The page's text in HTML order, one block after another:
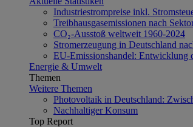
Industriestrompreise inkl.
Treibhausgasemissionen nach
CO₂-Ausstoß weltweit 1960-2024
Stromerzeugung in Deutschland
EU-Emissionshandel: Entwicklung
Energie & Umwelt
Themen
Weitere Themen
Photovoltaik in Deutschland:
Nachhaltiger Konsum
Top Report